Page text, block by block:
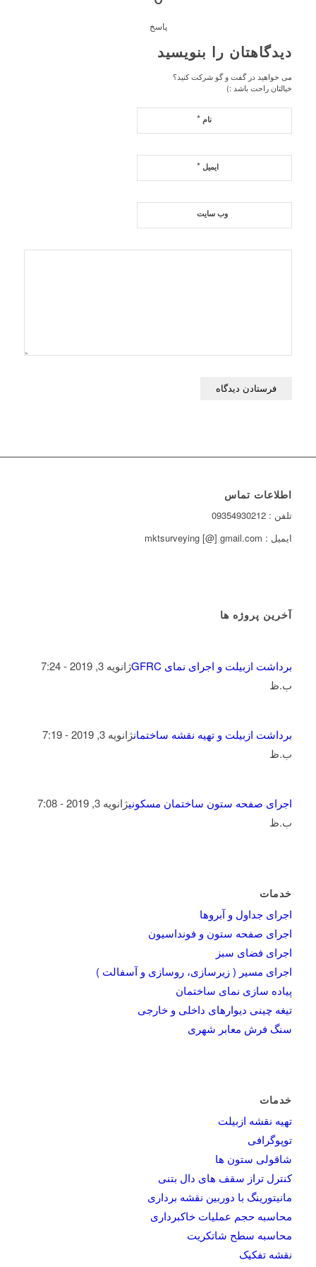
پاسخ
دیدگاهتان را بنویسید
می خواهید در گفت و گو شرکت کنید؟
خیالتان راحت باشد :)
نام*
ایمیل*
وب‌ سایت
اطلاعات تماس
تلفن : 09354930212
ایمیل : mktsurveying [@] gmail.com
آخرین پروژه ها
برداشت ازبیلت و اجرای نمای GFRC
ژانویه 3, 2019 - 7:24
ب.ظ
برداشت ازبیلت و تهیه نقشه ساختمان
ژانویه 3, 2019 - 7:19
ب.ظ
اجرای صفحه ستون ساختمان مسکونی
ژانویه 3, 2019 - 7:08
ب.ظ
خدمات
اجرای جداول و آبروها
اجرای صفحه ستون و فونداسیون
اجرای فضای سبز
اجرای مسیر ( زیرسازی، روسازی و آسفالت )
پیاده سازی نمای ساختمان
تیغه چینی دیوارهای داخلی و خارجی
سنگ فرش معابر شهری
خدمات
تهیه نقشه ازبیلت
توپوگرافی
شاقولی ستون ها
کنترل تراز سقف های دال بتنی
مانیتورینگ با دوربین نقشه برداری
محاسبه حجم عملیات خاکبرداری
محاسبه سطح شاتکریت
نقشه تفکیک